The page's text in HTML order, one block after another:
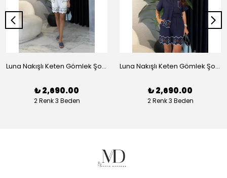
Luna Nakışlı Keten Gömlek Şort Takım - Beyaz
₺ 2,690.00
2 Renk 3 Beden
Luna Nakışlı Keten Gömlek Şort Takım - Lacivert
₺ 2,690.00
2 Renk 3 Beden